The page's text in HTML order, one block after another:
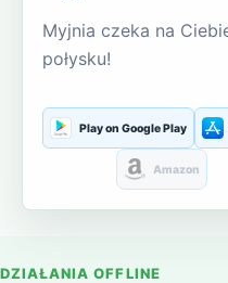
Myjnia czeka na
połysku!
Play on Google Play
Amazon
DZIAŁANIA OFFLINE